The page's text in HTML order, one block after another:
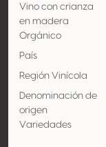
Vino con crianza
en madera
Orgánico
País
Región Vinícola
Denominación de
origen
Variedades